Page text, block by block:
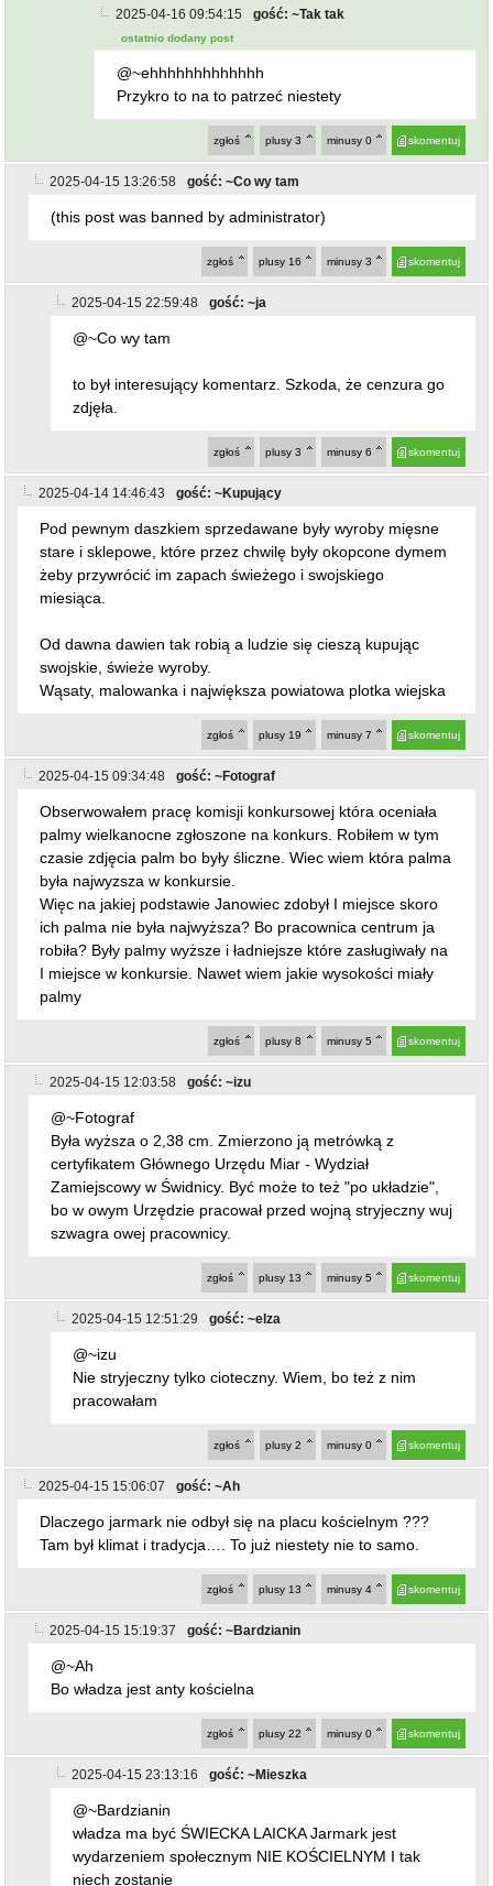
2025-04-16 09:54:15 gość: ~Tak tak
ostatnio dodany post
@~ehhhhhhhhhhhhh
Przykro to na to patrzeć niestety
skomentuj
minusy 0
plusy 3
zgłoś
2025-04-15 13:26:58 gość: ~Co wy tam
(this post was banned by administrator)
skomentuj
minusy 3
plusy 16
zgłoś
2025-04-15 22:59:48 gość: ~ja
@~Co wy tam
to był interesujący komentarz. Szkoda, że cenzura go
zdjęła.
skomentuj
minusy 6
plusy 3
zgłoś
2025-04-14 14:46:43 gość: ~Kupujący
Pod pewnym daszkiem sprzedawane były wyroby mięsne
stare i sklepowe, które przez chwilę były okopcone dymem
żeby przywrócić im zapach świeżego i swojskiego
miesiąca.
Od dawna dawien tak robią a ludzie się cieszą kupując
swojskie, świeże wyroby.
Wąsaty, malowanka i największa powiatowa plotka wiejska
skomentuj
minusy 7
plusy 19
zgłoś
2025-04-15 09:34:48 gość: ~Fotograf
Obserwowałem pracę komisji konkursowej która oceniała
palmy wielkanocne zgłoszone na konkurs. Robiłem w tym
czasie zdjęcia palm bo były śliczne. Wiec wiem która palma
była najwyzsza w konkursie.
Więc na jakiej podstawie Janowiec zdobył I miejsce skoro
ich palma nie była najwyższa? Bo pracownica centrum ja
robiła? Były palmy wyższe i ładniejsze które zasługiwały na
I miejsce w konkursie. Nawet wiem jakie wysokości miały
palmy
skomentuj
minusy 5
plusy 8
zgłoś
2025-04-15 12:03:58 gość: ~izu
@~Fotograf
Była wyższa o 2,38 cm. Zmierzono ją metrówką z
certyfikatem Głównego Urzędu Miar - Wydział
Zamiejscowy w Świdnicy. Być może to też "po układzie",
bo w owym Urzędzie pracował przed wojną stryjeczny wuj
szwagra owej pracownicy.
skomentuj
minusy 5
plusy 13
zgłoś
2025-04-15 12:51:29 gość: ~elza
@~izu
Nie stryjeczny tylko cioteczny. Wiem, bo też z nim
pracowałam
skomentuj
minusy 0
plusy 2
zgłoś
2025-04-15 15:06:07 gość: ~Ah
Dlaczego jarmark nie odbył się na placu kościelnym ???
Tam był klimat i tradycja…. To już niestety nie to samo.
skomentuj
minusy 4
plusy 13
zgłoś
2025-04-15 15:19:37 gość: ~Bardzianin
@~Ah
Bo władza jest anty kościelna
skomentuj
minusy 0
plusy 22
zgłoś
2025-04-15 23:13:16 gość: ~Mieszka
@~Bardzianin
władza ma być ŚWIECKA LAICKA Jarmark jest
wydarzeniem społecznym NIE KOŚCIELNYM I tak
niech zostanie